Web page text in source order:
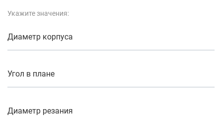
Укажите значения:
Диаметр корпуса
Угол в плане
Диаметр резания